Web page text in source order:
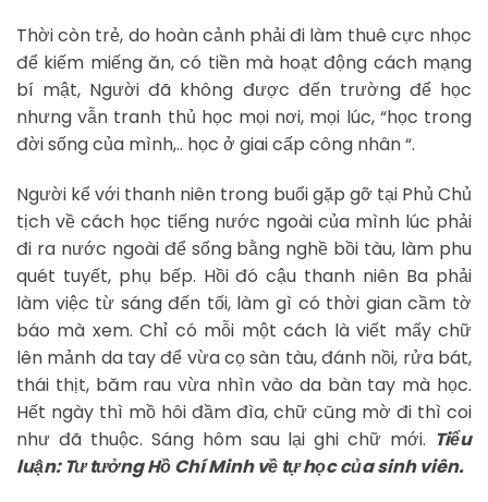
Thời còn trẻ, do hoàn cảnh phải đi làm thuê cực nhọc
để kiếm miếng ăn, có tiền mà hoạt động cách mạng
bí mật, Người đã không được đến trường để học
nhưng vẫn tranh thủ học mọi nơi, mọi lúc, “học trong
đời sống của mình,.. học ở giai cấp công nhân “.
Người kể với thanh niên trong buổi gặp gỡ tại Phủ Chủ
tịch về cách học tiếng nước ngoài của mình lúc phải
đi ra nước ngoài để sống bằng nghề bồi tàu, làm phu
quét tuyết, phụ bếp. Hồi đó cậu thanh niên Ba phải
làm việc từ sáng đến tối, làm gì có thời gian cầm tờ
báo mà xem. Chỉ có mỗi một cách là viết mấy chữ
lên mảnh da tay để vừa cọ sàn tàu, đánh nồi, rửa bát,
thái thịt, băm rau vừa nhìn vào da bàn tay mà học.
Hết ngày thì mồ hôi đầm đìa, chữ cũng mờ đi thì coi
như đã thuộc. Sáng hôm sau lại ghi chữ mới. Tiểu
luận: Tư tưởng Hồ Chí Minh về tự học của sinh viên.